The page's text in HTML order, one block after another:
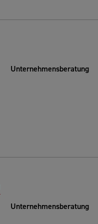
Unternehmensberatung
Unternehmensberatung